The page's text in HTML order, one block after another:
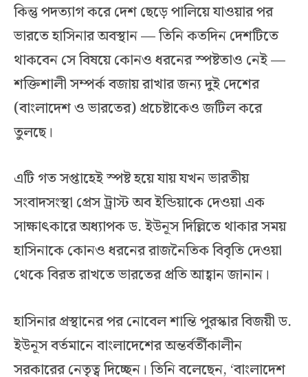
কিন্তু পদত্যাগ করে দেশ ছেড়ে পালিয়ে যাওয়ার পর
ভারতে হাসিনার অবস্থান — তিনি কতদিন দেশটিতে
থাকবেন সে বিষয়ে কোনও ধরনের স্পষ্টতাও নেই —
শক্তিশালী সম্পর্ক বজায় রাখার জন্য দুই দেশের
(বাংলাদেশ ও ভারতের) প্রচেষ্টাকেও জটিল করে
তুলছে।
এটি গত সপ্তাহেই স্পষ্ট হয়ে যায় যখন ভারতীয়
সংবাদসংস্থা প্রেস ট্রাস্ট অব ইন্ডিয়াকে দেওয়া এক
সাক্ষাৎকারে অধ্যাপক ড. ইউনূস দিল্লিতে থাকার সময়
হাসিনাকে কোনও ধরনের রাজনৈতিক বিবৃতি দেওয়া
থেকে বিরত রাখতে ভারতের প্রতি আহ্বান জানান।
হাসিনার প্রস্থানের পর নোবেল শান্তি পুরস্কার বিজয়ী ড.
ইউনূস বর্তমানে বাংলাদেশের অন্তর্বর্তীকালীন
সরকারের নেতৃত্ব দিচ্ছেন। তিনি বলেছেন, ‘বাংলাদেশ